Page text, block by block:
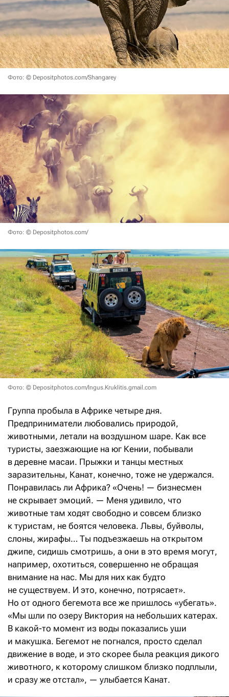
Фото: © Depositphotos.com/Shangarey
Фото: © Depositphotos.com/
Фото: © Depositphotos.com/Ingus.Kruklitis.gmail.com
Группа пробыла в Африке четыре дня.
Предприниматели любовались природой,
животными, летали на воздушном шаре. Как все
туристы, заезжающие на юг Кении, побывали
в деревне масаи. Прыжки и танцы местных
заразительны, Канат, конечно, тоже не удержался.
Понравилась ли Африка? «Очень! — бизнесмен
не скрывает эмоций. — Меня удивило, что
животные там ходят свободно и совсем близко
к туристам, не боятся человека. Львы, буйволы,
слоны, жирафы… Ты подъезжаешь на открытом
джипе, сидишь смотришь, а они в это время могут,
например, охотиться, совершенно не обращая
внимание на нас. Мы для них как будто
не существуем. И это, конечно, потрясает».
Но от одного бегемота все же пришлось «убегать».
«Мы шли по озеру Виктория на небольших катерах.
В какой-то момент из воды показались уши
и макушка. Бегемот не погнался, просто сделал
движение в воде, и это скорее была реакция дикого
животного, к которому слишком близко подплыли,
и сразу же отстал», — улыбается Канат.